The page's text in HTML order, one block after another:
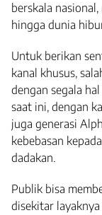
berskala
hingga dunia
Untuk berikan
kanal khusus,
dengan segala
saat ini, dengan
juga generasi
kebebasan
dadakan.
Publik bisa
disekitar